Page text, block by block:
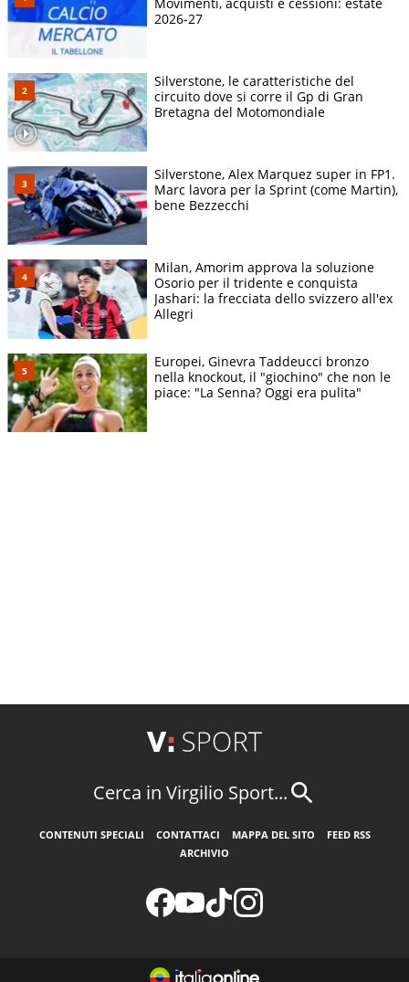
2026-27
Silverstone, le caratteristiche del
circuito dove si corre il Gp di Gran
Bretagna del Motomondiale
Silverstone, Alex Marquez super in FP1.
Marc lavora per la Sprint (come Martin),
bene Bezzecchi
Milan, Amorim approva la soluzione
Osorio per il tridente e conquista
Jashari: la frecciata dello svizzero all'ex
Allegri
Europei, Ginevra Taddeucci bronzo
nella knockout, il "giochino" che non le
piace: "La Senna? Oggi era pulita"
Cerca in Virgilio Sport...
CONTENUTI SPECIALI CONTATTACI MAPPA DEL SITO
FEED RSS
ARCHIVIO